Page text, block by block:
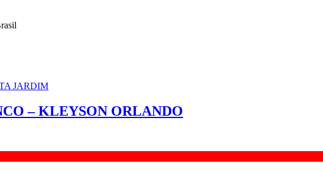
– KLEYSON ORLANDO